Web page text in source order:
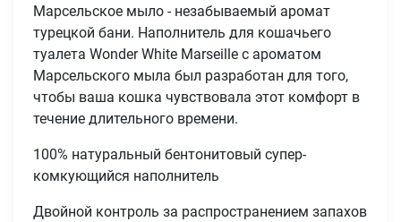
Марсельское мыло - незабываемый аромат
турецкой бани. Наполнитель для кошачьего
туалета Wonder White Marseille с ароматом
Марсельского мыла был разработан для того,
чтобы ваша кошка чувствовала этот комфорт в
течение длительного времени.
100% натуральный бентонитовый супер-
комкующийся наполнитель
Двойной контроль за распространением запахов